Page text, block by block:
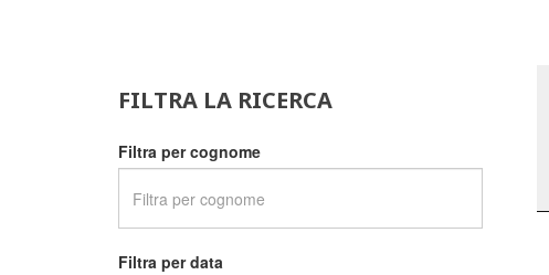
FILTRA LA RICERCA
Filtra per cognome
Filtra per data